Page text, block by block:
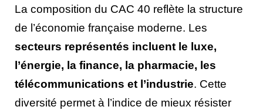
La composition du CAC 40 reflète la structure
de l’économie française moderne. Les
secteurs représentés incluent le luxe,
l’énergie, la finance, la pharmacie, les
télécommunications et l’industrie. Cette
diversité permet à l’indice de mieux résister